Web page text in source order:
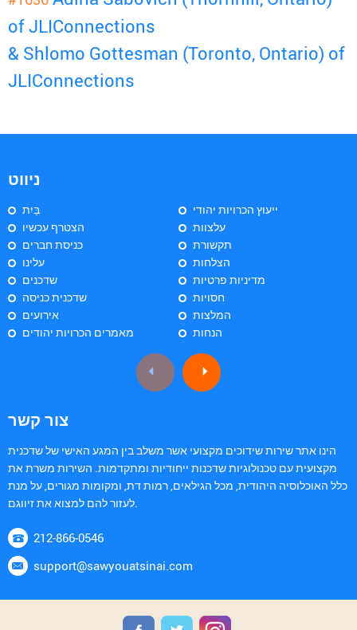
of JLIConnections
& Shlomo Gottesman (Toronto, Ontario) of
JLIConnections
ניווט
בַּיִת
הצטרף עכשיו
כניסת חברים
עלינו
שדכנים
שדכנית כניסה
אירועים
מאמרים הכרויות יהודים
ייעוץ הכרויות יהודי
עלצוות
תקשורת
הצלחות
מדיניות פרטיות
חסויות
המלצות
הנחות
צור קשר
הינו אתר שירות שידוכים מקצועי אשר משלב בין המגע האישי של שדכנית
מקצועית עם טכנולוגיות שדכנות ייחודיות ומתקדמות. השירות משרת את
כלל האוכלוסיה היהודית, מכל הגילאים, רמות דת, ומקומות מגורים, על מנת
לעזור להם למצוא את זיווגם.
212-866-0546
support@sawyouatsinai.com